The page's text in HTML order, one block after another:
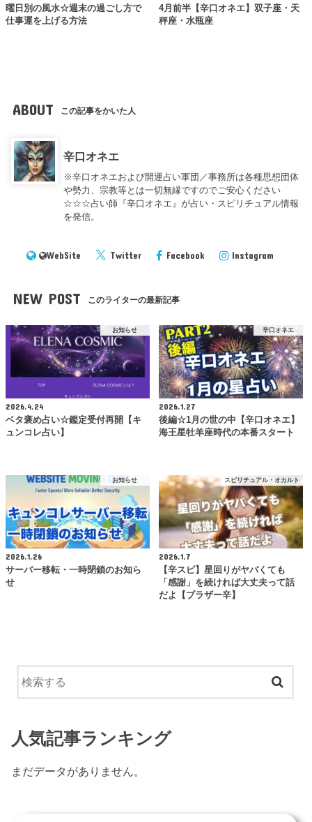
曜日別の風水☆週末の過ごし方で
仕事運を上げる方法
4月前半【辛口オネエ】双子座・天
秤座・水瓶座
ABOUT この記事をかいた人
辛口オネエ
※辛口オネエおよび開運占い軍団／事務所は各種思想団体
や勢力、宗教等とは一切無縁ですのでご安心ください
☆☆☆占い師『辛口オネエ』が占い・スピリチュアル情報
を発信。
WebSite Twitter Facebook Instagram
NEW POST このライターの最新記事
お知らせ
2026.4.24
ベタ褒め占い☆鑑定受付再開【キ
ュンコレ占い】
辛口オネエ
2026.1.27
後編☆1月の世の中【辛口オネエ】
海王星牡羊座時代の本番スタート
お知らせ
2026.1.26
サーバー移転・一時閉鎖のお知ら
せ
スピリチュアル・オカルト
2026.1.7
【辛スピ】星回りがヤバくても
「感謝」を続ければ大丈夫って話
だよ【ブラザー辛】
人気記事ランキング
まだデータがありません。